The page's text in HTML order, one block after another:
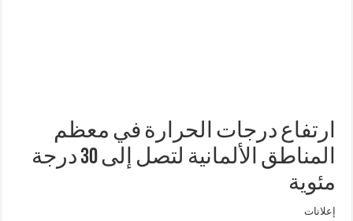
ارتفاع درجات الحرارة في معظم
المناطق الألمانية لتصل إلى 30 درجة
مئوية
إعلانات